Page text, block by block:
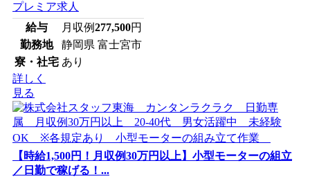
プレミア求人
給与
月収例277,500円
勤務地
静岡県 富士宮市
寮・社宅 あり
詳しく
見る
【時給1,500円！月収例30万円以上】小型モーターの組立
／日勤で稼げる！...